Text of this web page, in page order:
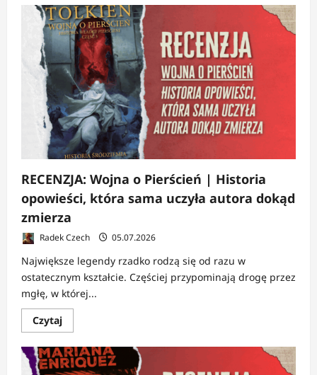
o
RECENZJA:
Oko
potwora
|
Czy
Dukaj
potrafi
jeszcze
pisać
SF?
RECENZJA: Wojna o Pierścień | Historia
opowieści, która sama uczyła autora dokąd
zmierza
Radek Czech 05.07.2026
Największe legendy rzadko rodzą się od razu w
ostatecznym kształcie. Częściej przypominają drogę przez
mgłę, w której...
CzytajDowiedz
się
o
RECENZJA:
Wojna